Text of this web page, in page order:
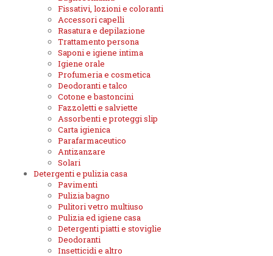
Fissativi, lozioni e coloranti
Accessori capelli
Rasatura e depilazione
Trattamento persona
Saponi e igiene intima
Igiene orale
Profumeria e cosmetica
Deodoranti e talco
Cotone e bastoncini
Fazzoletti e salviette
Assorbenti e proteggi slip
Carta igienica
Parafarmaceutico
Antizanzare
Solari
Detergenti e pulizia casa
Pavimenti
Pulizia bagno
Pulitori vetro multiuso
Pulizia ed igiene casa
Detergenti piatti e stoviglie
Deodoranti
Insetticidi e altro